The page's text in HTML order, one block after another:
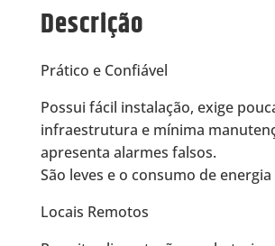
Descrição
Prático e Confiável
Possui fácil instalação, exige
infraestrutura e mínima
apresenta alarmes falsos.
São leves e o consumo de
Locais Remotos